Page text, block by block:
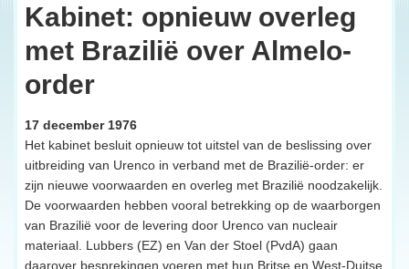
Kabinet: opnieuw overleg
met Brazilië over Almelo-
order
17 december 1976
Het kabinet besluit opnieuw tot uitstel van de beslissing over
uitbreiding van Urenco in verband met de Brazilië-order: er
zijn nieuwe voorwaarden en overleg met Brazilië noodzakelijk.
De voorwaarden hebben vooral betrekking op de waarborgen
van Brazilië voor de levering door Urenco van nucleair
materiaal. Lubbers (EZ) en Van der Stoel (PvdA) gaan
daarover besprekingen voeren met hun Britse en West-Duitse